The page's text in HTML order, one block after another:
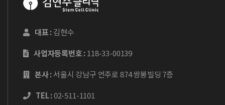
대표 :김현수
사업자등록번호 :118-33-00139
본사 :서울시 강남구 언주로 874 쌍봉빌딩 7층
TEL :02-511-1101